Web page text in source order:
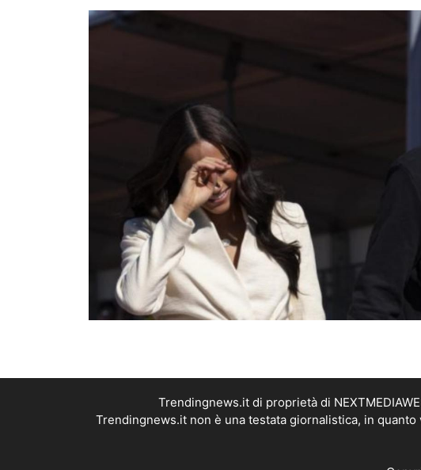
Trendingnews.it di proprietà di
Trendingnews.it non è una testata giornalistica, in